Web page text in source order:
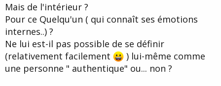
Mais de l'intérieur ?
Pour ce Quelqu'un ( qui connaît ses émotions
internes..) ?
Ne lui est-il pas possible de se définir
(relativement facilement
) lui-même comme
une personne " authentique" ou... non ?